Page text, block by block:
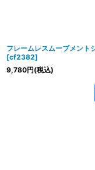
フレームレスムーブメント
[cf2382]
9,780円(税込)